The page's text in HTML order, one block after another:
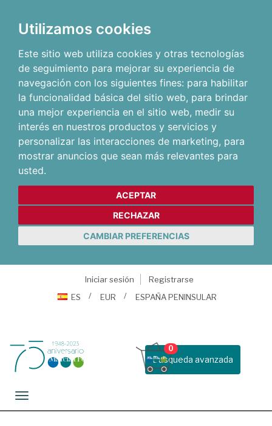
Utilizamos cookies
Este sitio web utiliza cookies y otras tecnologías
de seguimiento para mejorar su experiencia de
navegación con los siguientes fines: para habilitar
la funcionalidad básica del sitio web, para brindar
una mejor experiencia en el sitio web, medir su
interés en nuestros productos y servicios y
personalizar las interacciones de marketing, para
mostrar anuncios que sean más relevantes para
usted.
ACEPTAR
RECHAZAR
CAMBIAR PREFERENCIAS
Iniciar sesión
Registrarse
ES
EUR ESPAÑA PENINSULAR
Busqueda avanzada
0
Toggle navigation